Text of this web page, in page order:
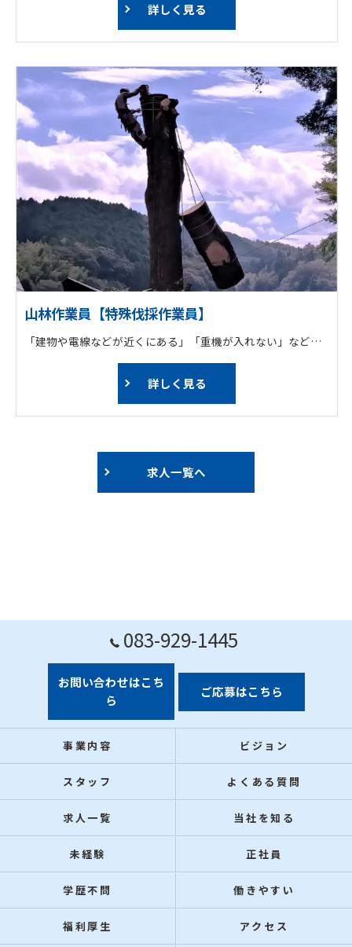
詳しく見る
山林作業員【特殊伐採作業員】
「建物や電線などが近くにある」「重機が入れない」など特殊な場所で、倒すことができない高木や巨木に登って「ロープワーク」技術を使い、上から少しずつ吊るしながら安全に伐採します。
詳しく見る
求人一覧へ
083-929-1445
お問い合わせはこち
ら
ご応募はこちら
事業内容 ビジョン
スタッフ よくある質問
求人一覧 当社を知る
未経験 正社員
学歴不問 働きやすい
福利厚生 アクセス